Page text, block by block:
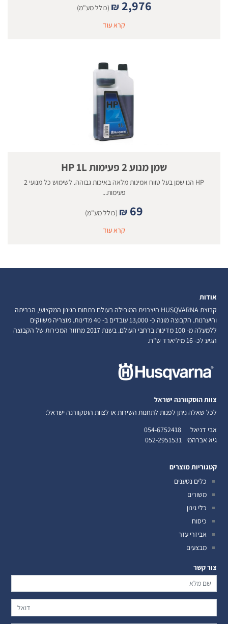
₪ 2,976
(כולל מע"מ)
קרא עוד
שמן מנוע 2 פעימות HP 1L
HP הנו שמן בעל טווח אמינות מלאה באיכות גבוהה. לשימוש כל מנועי 2
פעימות...
₪ 69
(כולל מע"מ)
קרא עוד
אודות
קבוצת HUSQVARNA היצרנית המובילה בעולם בתחום הגינון המקצועי, הכריתה
והיערנות. הקבוצה מונה כ- 13,000 עובדים ב- 40 מדינות. מוצריה משווקים
ללמעלה מ- 100 מדינות ברחבי העולם. בשנת 2017 מחזור המכירות של הקבוצה
הגיע לכ- 16 מיליארד ש"ח.
צוות הוסקוורנה ישראל
לכל שאלה ניתן לפנות לתחנות השירות או לצוות הוסקוורנה ישראל:
אבי דניאל 054-6752418
גיא אברהמי 052-2951531
קטגוריות מוצרים
כלים נטענים
משורים
כלי גינון
כיסוח
אביזרי עזר
מבצעים
צור קשר